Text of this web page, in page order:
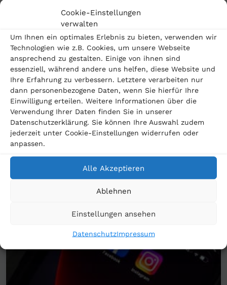
Cookie-Einstellungen
verwalten
Um Ihnen ein optimales Erlebnis zu bieten, verwenden wir
Technologien wie z.B. Cookies, um unsere Webseite
ansprechend zu gestalten. Einige von ihnen sind
essenziell, während andere uns helfen, diese Website und
Ihre Erfahrung zu verbessern. Letztere verarbeiten nur
dann personenbezogene Daten, wenn Sie hierfür Ihre
Einwilligung erteilen. Weitere Informationen über die
Verwendung Ihrer Daten finden Sie in unserer
Datenschutzerklärung. Sie können Ihre Auswahl zudem
jederzeit unter Cookie-Einstellungen widerrufen oder
anpassen.
Alle Akzeptieren
Ablehnen
Einstellungen ansehen
DatenschutzImpressum
! Wir sind auch telefonisch für Sie da unter
030 959 982 238, montags bis freitags 9 bis 18 Uhr.
Wir machen uns für Sie stark!
Passende Beiträge